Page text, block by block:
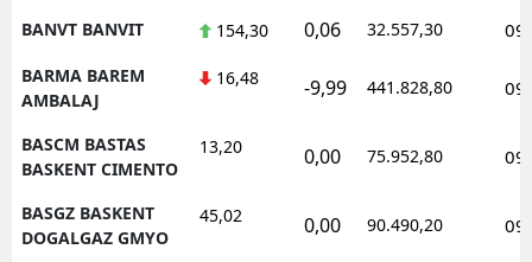
BANVT BANVIT 154,30 0,06 32.557,30
BARMA BAREM
AMBALAJ
16,48 -9,99 441.828,80
BASCM BASTAS
BASKENT CIMENTO
13,20 0,00 75.952,80
BASGZ BASKENT
DOGALGAZ GMYO
45,02 0,00 90.490,20